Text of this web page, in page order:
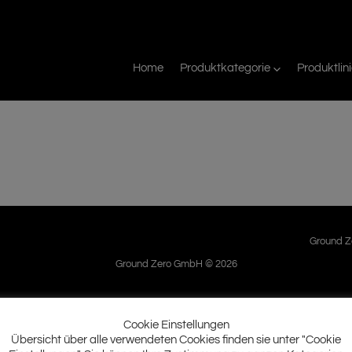
Home Produktkategorie
Ground
Ground Zero GmbH © 2026
Cookie Einstellungen
Übersicht über alle verwendeten Cookies finden sie unter "Cookie